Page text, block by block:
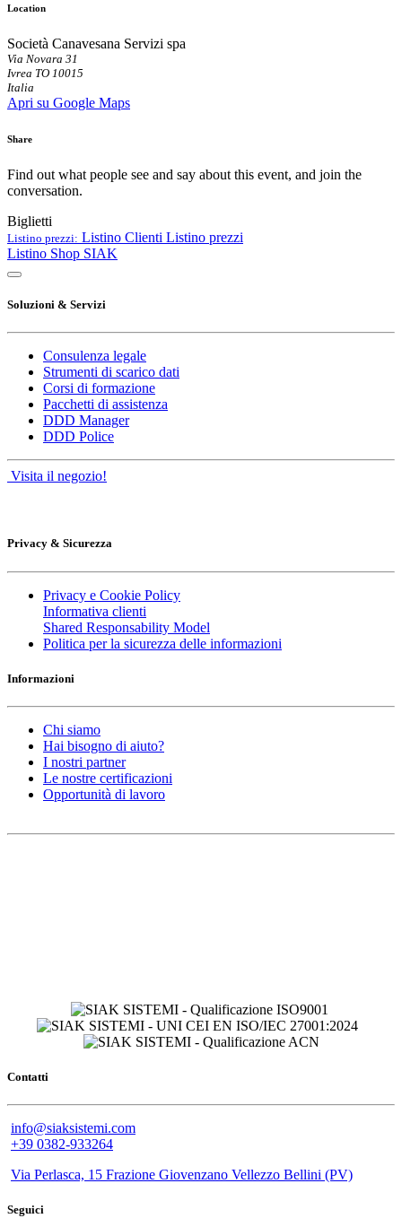
Location
Società Canavesana Servizi spa
Via Novara 31
Ivrea TO 10015
Italia
Apri su Google Maps
Share
Find out what people see and say about this event, and join the
conversation.
Biglietti
Listino prezzi: Listino Clienti Listino prezzi
Listino Shop SIAK
Soluzioni & Servizi
Consulenza legale
Strumenti di scarico dati
Corsi di formazione
Pacchetti di assistenza
DDD Manager
DDD Police
Visita il negozio!
Privacy & Sicurezza
Privacy e Cookie Policy
Informativa clienti
Shared Responsability Model
Politica per la sicurezza delle informazioni
Informazioni
Chi siamo
Hai bisogno di aiuto?
I nostri partner
Le nostre certificazioni
Opportunità di lavoro
Contatti
info@siaksistemi.com
+39 0382-933264
Via Perlasca, 15 Frazione Giovenzano Vellezzo Bellini (PV)
Seguici